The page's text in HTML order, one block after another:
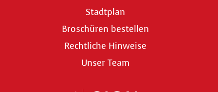
Stadtplan
Broschüren bestellen
Rechtliche Hinweise
Unser Team